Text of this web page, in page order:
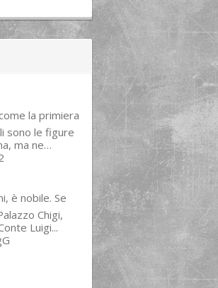
la primiera
sono le figure
ma ne…
è nobile. Se
Chigi,
Luigi...